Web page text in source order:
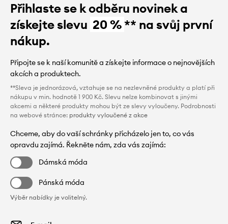
Přihlaste se k odběru novinek a
získejte slevu 20 %** na svůj první
nákup.
Připojte se k naší komunitě a získejte informace o nejnovějších
akcích a produktech.
**Sleva je jednorázová, vztahuje se na nezlevněné produkty a platí při
nákupu v min. hodnotě 1 900 Kč. Slevu nelze kombinovat s jinými
akcemi a některé produkty mohou být ze slevy vyloučeny. Podrobnosti
na webové stránce: produkty vyloučené z akce
Chceme, aby do vaší schránky přicházelo jen to, co vás
opravdu zajímá. Řekněte nám, zda vás zajímá:
Dámská móda
Pánská móda
Výběr nabídky je volitelný.